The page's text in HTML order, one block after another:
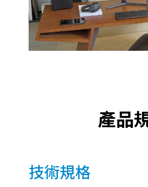
產品
技術規格